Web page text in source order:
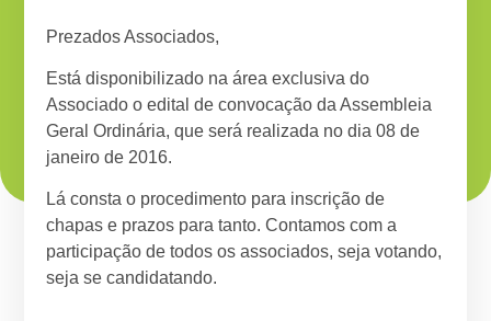
Prezados Associados,
Está disponibilizado na área exclusiva do
Associado o edital de convocação da Assembleia
Geral Ordinária, que será realizada no dia 08 de
janeiro de 2016.
Lá consta o procedimento para inscrição de
chapas e prazos para tanto. Contamos com a
participação de todos os associados, seja votando,
seja se candidatando.